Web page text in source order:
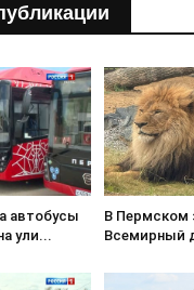
автобусы
ули...
В Пермском
Всемирный